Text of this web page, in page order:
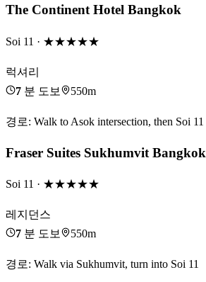
The Continent Hotel Bangkok
Soi 11 · ★★★★★
럭셔리
7 분 도보 550m
경로: Walk to Asok intersection, then Soi 11
Fraser Suites Sukhumvit Bangkok
Soi 11 · ★★★★★
레지던스
7 분 도보 550m
경로: Walk via Sukhumvit, turn into Soi 11